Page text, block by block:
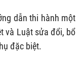
dẫn thi hành một
và Luật sửa đổi, bổ
đặc biệt.